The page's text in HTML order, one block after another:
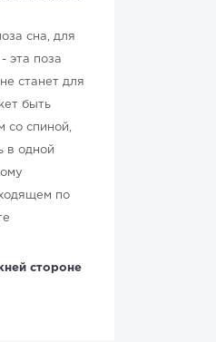
сна, для
эта поза
станет для
быть
со спиной,
в одной
по
стороне